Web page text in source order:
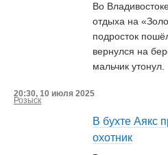
Во
отдыха на
подросток
вернулся на
мальчик утонул.
20:30, 10 июля 2025
Розыск
В бухте Аякс
охотник